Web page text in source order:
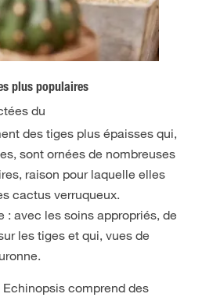
plus populaires
du
des tiges plus épaisses qui,
sont ornées de nombreuses
raison pour laquelle elles
cactus verruqueux.
: avec les soins appropriés, de
les tiges et qui, vues de
Echinopsis comprend des